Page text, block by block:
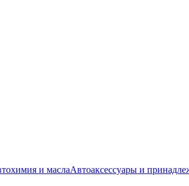
и маслаАвтоаксессуары и